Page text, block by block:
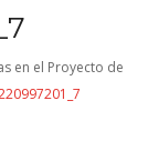
en el Proyecto de